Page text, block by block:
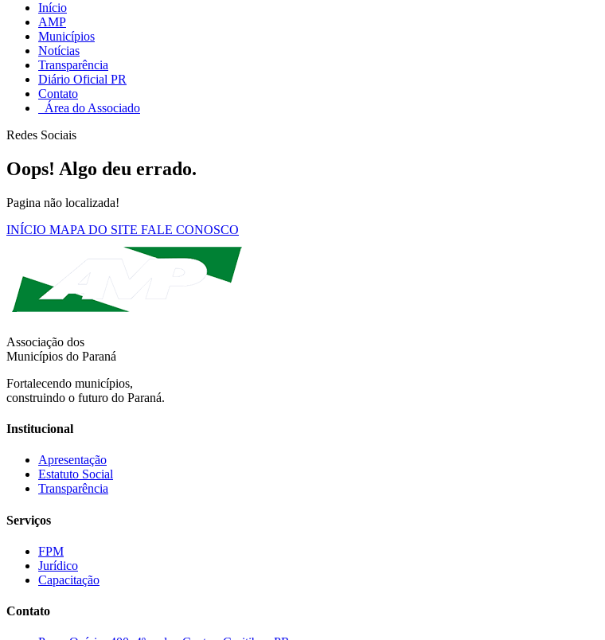
Início
AMP
Municípios
Notícias
Transparência
Diário Oficial PR
Contato
Área do Associado
Redes Sociais
Oops! Algo deu errado.
Pagina não localizada!
INÍCIO MAPA DO SITE FALE CONOSCO
Associação dos
Municípios do Paraná
Fortalecendo municípios,
construindo o futuro do Paraná.
Institucional
Apresentação
Estatuto Social
Transparência
Serviços
FPM
Jurídico
Capacitação
Contato